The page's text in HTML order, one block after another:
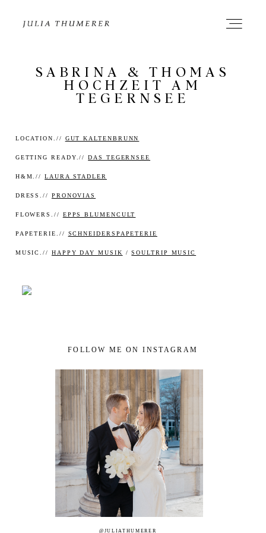
JULIASABRINA & THOMAS
HOCHZEIT AM
TEGERNSEE
LOCATION.// GUT KALTENBRUNN
GETTING READY.//DAS TEGERNSEE
H&M.//LAURA STADLER
DRESS.// PRONOVIAS
FLOWERS.// EPPS BLUMENCULT
PAPETERIE.// SCHNEIDERSPAPETERIE
MUSIC.// HAPPY DAY MUSIK /SOULTRIP MUSIC
FOLLOW ME ON INSTAGRAM
@JULIATHUMERER_